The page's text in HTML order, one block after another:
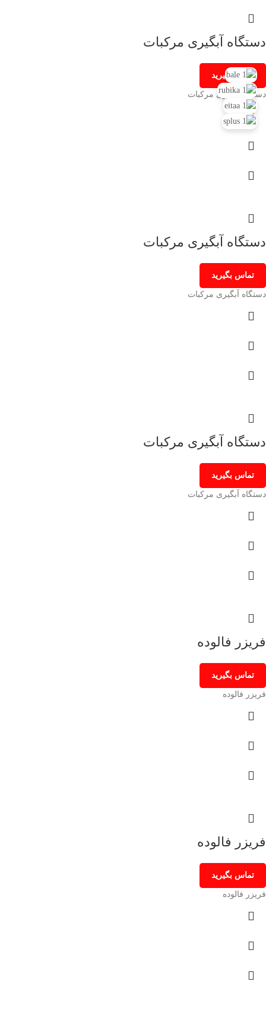
دستگاه آبگیری مرکبات
تماس بگیرید
دستگاه آبگیری مرکبات
دستگاه آبگیری مرکبات
تماس بگیرید
دستگاه آبگیری مرکبات
دستگاه آبگیری مرکبات
تماس بگیرید
دستگاه آبگیری مرکبات
فریزر فالوده
تماس بگیرید
فریزر فالوده
فریزر فالوده
تماس بگیرید
فریزر فالوده